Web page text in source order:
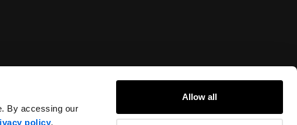
By accessing our
policy.
Allow all